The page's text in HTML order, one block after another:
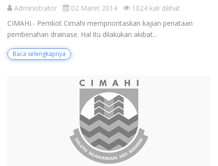
Administrator 02 Maret 2014
1024 kali dilihat
CIMAHI.- Pemkot Cimahi memprioritaskan kajian penataan
pembenahan drainase. Hal itu dilakukan akibat...
Baca selengkapnya